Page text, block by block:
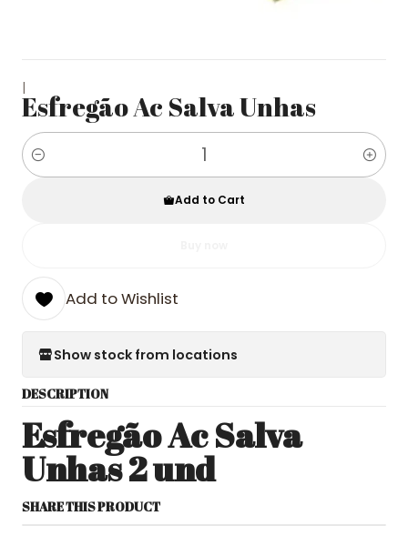
|
Esfregão Ac Salva Unhas
Quantity
Add to Cart
Add to Wishlist
Show stock from locations
DESCRIPTION
Esfregão Ac Salva
Unhas 2 und
SHARE THIS PRODUCT